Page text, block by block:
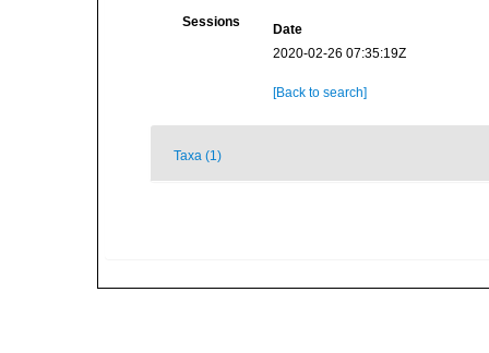
Sessions
Date
2020-02-26 07:35:19Z
[Back to search]
Taxa (1)